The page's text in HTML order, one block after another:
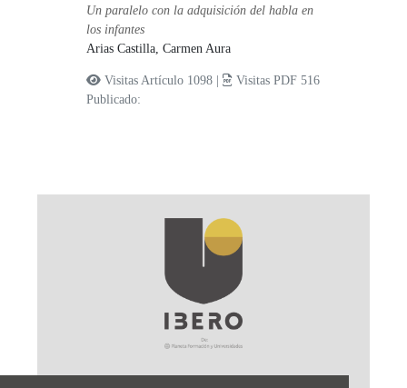
Un paralelo con la adquisición del habla en
los infantes
Arias Castilla, Carmen Aura
Visitas Artículo 1098 |
Visitas PDF 516
Publicado: